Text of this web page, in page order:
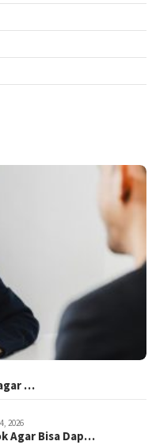
…
2026
Agar Bisa Dap…